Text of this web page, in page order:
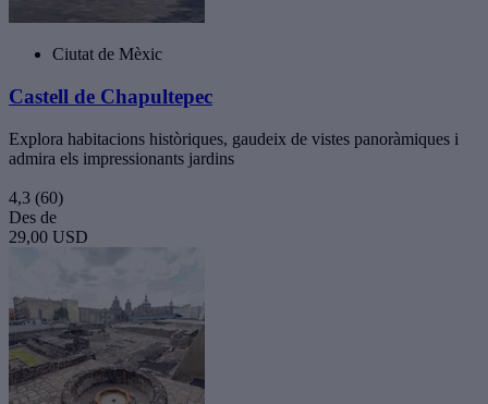
Ciutat de Mèxic
Castell de Chapultepec
Explora habitacions històriques, gaudeix de vistes panoràmiques i
admira els impressionants jardins
4,3 (60)
Des de
29,00 USD